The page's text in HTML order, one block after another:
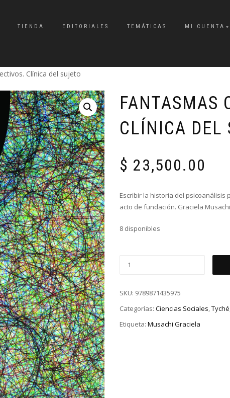
TIENDA EDITORIALES TEMÁTICAS MI CUENTA
Clínica del sujeto
FANTASMAS
CLÍNICA DEL
$ 23,500.00
Escribir la historia del
acto de fundación. Graciela
8 disponibles
SKU: 9789871435975
Categorías: Ciencias Sociales,Tyché
Etiqueta: Musachi Graciela